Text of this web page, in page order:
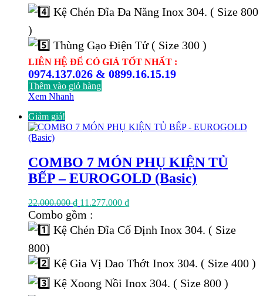
Kệ Chén Đĩa Đa Năng Inox 304. ( Size 800
)
Thùng Gạo Điện Tử ( Size 300 )
LIÊN HỆ ĐỂ CÓ GIÁ TỐT NHẤT :
0974.137.026 & 0899.16.15.19
Thêm vào giỏ hàng
Xem Nhanh
Giảm giá!
COMBO 7 MÓN PHỤ KIỆN TỦ
BẾP – EUROGOLD (Basic)
22.000.000₫ Giá
gốc
là:
22.000.000 ₫.
11.277.000 ₫Giá
tại
là:
Combo gồm :
Kệ Chén Đĩa Cố Định Inox 304. ( Size
800)
Kệ Gia Vị Dao Thớt Inox 304. ( Size 400 )
Kệ Xoong Nồi Inox 304. ( Size 800 )